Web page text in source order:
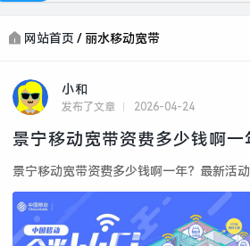
网站首页 / 丽水移动宽带
小和
发布了文章 2026-04-24
景宁移动宽带资费多少钱啊
景宁移动宽带资费多少钱啊一年？最新活